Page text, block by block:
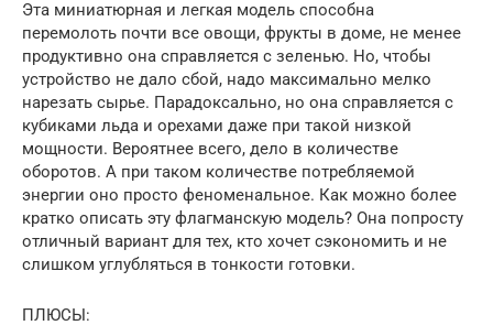
Эта миниатюрная и легкая модель способна
перемолоть почти все овощи, фрукты в доме, не менее
продуктивно она справляется с зеленью. Но, чтобы
устройство не дало сбой, надо максимально мелко
нарезать сырье. Парадоксально, но она справляется с
кубиками льда и орехами даже при такой низкой
мощности. Вероятнее всего, дело в количестве
оборотов. А при таком количестве потребляемой
энергии оно просто феноменальное. Как можно более
кратко описать эту флагманскую модель? Она попросту
отличный вариант для тех, кто хочет сэкономить и не
слишком углубляться в тонкости готовки.
ПЛЮСЫ: